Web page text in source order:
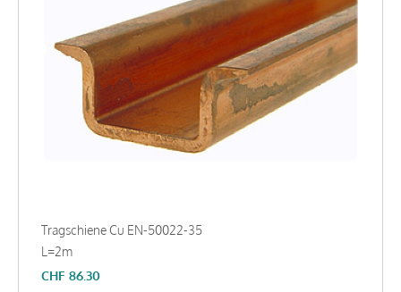
Tragschiene Cu EN-50022-35
L=2m
CHF 86.30